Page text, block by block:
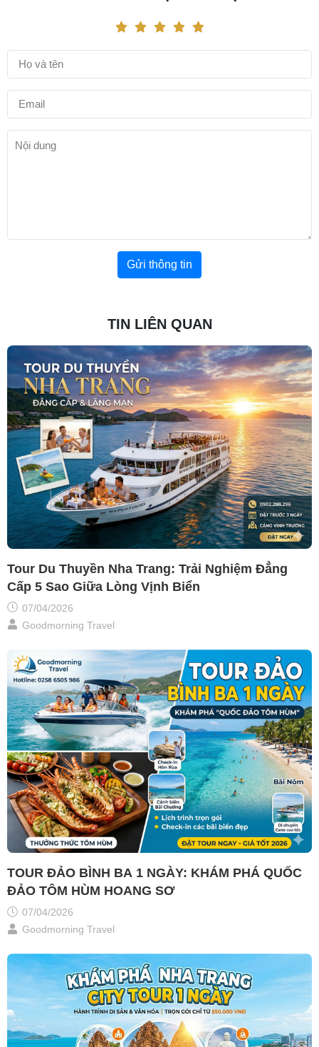
Gửi thông tin
TIN LIÊN QUAN
Tour Du Thuyền Nha Trang: Trải Nghiệm Đẳng
Cấp 5 Sao Giữa Lòng Vịnh Biển
07/04/2026
Goodmorning Travel
TOUR ĐẢO BÌNH BA 1 NGÀY: KHÁM PHÁ QUỐC
ĐẢO TÔM HÙM HOANG SƠ
07/04/2026
Goodmorning Travel